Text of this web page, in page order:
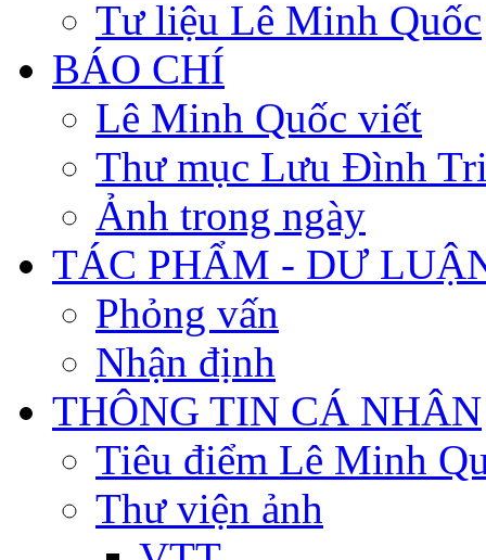
Tư liệu Lê Minh Quốc
BÁO CHÍ
Lê Minh Quốc viết
Thư mục Lưu Đình
Ảnh trong ngày
TÁC PHẨM - DƯ
Phỏng vấn
Nhận định
THÔNG TIN CÁ NHÂN
Tiêu điểm Lê Minh
Thư viện ảnh